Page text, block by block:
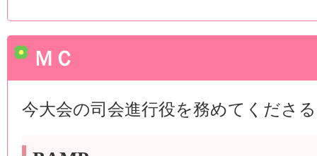
ＭＣ
今大会の司会進行役を務めてくださ